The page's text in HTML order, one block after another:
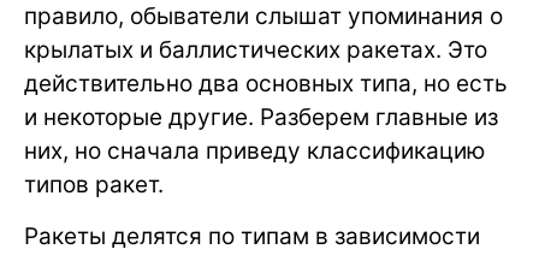
правило, обыватели слышат упоминания о
крылатых и баллистических ракетах. Это
действительно два основных типа, но есть
и некоторые другие. Разберем главные из
них, но сначала приведу классификацию
типов ракет.
Ракеты делятся по типам в зависимости